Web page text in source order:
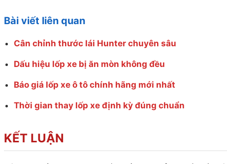
Bài viết liên quan
Cân chỉnh thước lái Hunter chuyên sâu
Dấu hiệu lốp xe bị ăn mòn không đều
Báo giá lốp xe ô tô chính hãng mới nhất
Thời gian thay lốp xe định kỳ đúng chuẩn
KẾT LUẬN